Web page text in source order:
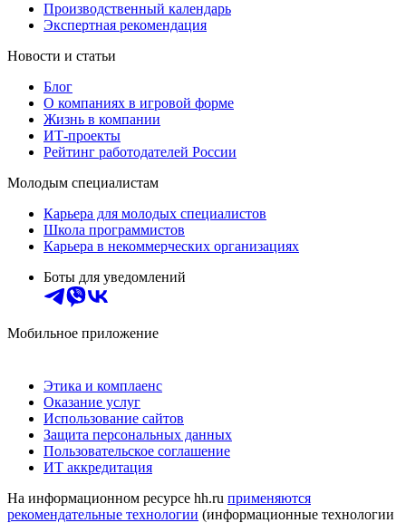
Производственный календарь
Экспертная рекомендация
Новости и статьи
Блог
О компаниях в игровой форме
Жизнь в компании
ИТ-проекты
Рейтинг работодателей России
Молодым специалистам
Карьера для молодых специалистов
Школа программистов
Карьера в некоммерческих организациях
Боты для уведомлений
Мобильное приложение
Этика и комплаенс
Оказание услуг
Использование сайтов
Защита персональных данных
Пользовательское соглашение
ИТ аккредитация
На информационном ресурсе hh.ru применяются
рекомендательные технологии (информационные технологии